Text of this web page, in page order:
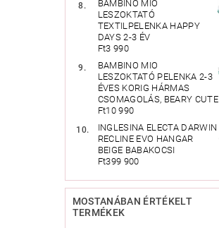
BAMBINO MIO
LESZOKTATÓ
TEXTILPELENKA HAPPY
DAYS 2-3 ÉV
Ft3 990
BAMBINO MIO
LESZOKTATÓ PELENKA 2-3
ÉVES KORIG HÁRMAS
CSOMAGOLÁS, BEARY CUTE
Ft10 990
INGLESINA ELECTA DARWIN
RECLINE EVO HANGAR
BEIGE BABAKOCSI
Ft399 900
MOSTANÁBAN ÉRTÉKELT
TERMÉKEK